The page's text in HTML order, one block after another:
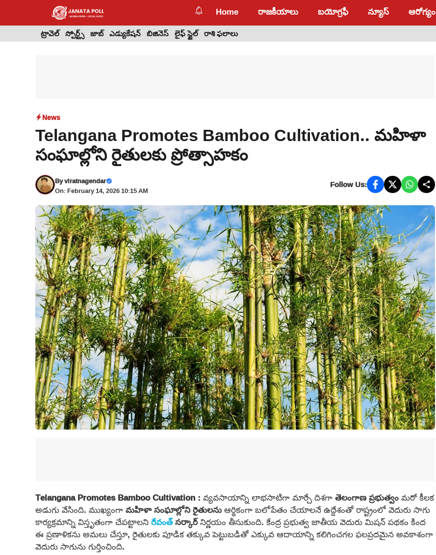
content
Home రాజకీయాలు బయోగ్రఫీ న్యూస్ ఆరోగ్యం
ట్రావెల్ స్పోర్ట్స్ జాబ్ ఎడ్యుకేషన్ బిజినెస్ లైఫ్ స్టైల్ రాశి ఫలాలు
News
Telangana Promotes Bamboo Cultivation.. మహిళా
సంఘాల్లోని రైతులకు ప్రోత్సాహకం
Byviratnagendar
On: February 14, 2026 10:15 AM
Follow Us:
Telangana Promotes Bamboo Cultivation :వ్యవసాయాన్ని లాభసాటిగా మార్చే దిశగాతెలంగాణ ప్రభుత్వంమరో కీలక
అడుగు వేసింది. ముఖ్యంగామహిళా సంఘాల్లోని రైతులనుఆర్థికంగా బలోపేతం చేయాలనే ఉద్దేశంతో రాష్ట్రంలో వెదురు సాగు
కార్యక్రమాన్ని విస్తృతంగా చేపట్టాలనిరేవంత్సర్కార్నిర్ణయం తీసుకుంది. కేంద్ర ప్రభుత్వ జాతీయ వెదురు మిషన్‌ పథకం కింద
ఈ ప్రణాళికను అమలు చేస్తూ, రైతులకు పూడిక తక్కువ పెట్టుబడితో ఎక్కువ ఆదాయాన్ని కలిగించగల ఫలప్రదమైన అవకాశంగా
వెదురు సాగును గుర్తించింది.